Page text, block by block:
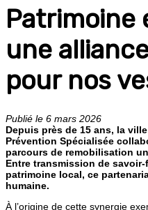
Patrimoine
une
pour nos
Publié le 6 mars 2026
Depuis près de 15 ans, la
Prévention Spécialisée
parcours de remobilisation
Entre transmission de
patrimoine local, ce
humaine.
À l’origine de cette synergie